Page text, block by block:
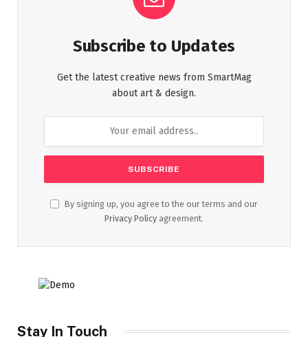
Subscribe to Updates
Get the latest creative news from SmartMag
about art & design.
By signing up, you agree to the our terms and our
Privacy Policy agreement.
Stay In Touch